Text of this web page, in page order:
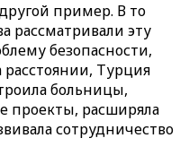
пример. В то
рассматривали эту
безопасности,
Турция
больницы,
проекты, расширяла
сотрудничество